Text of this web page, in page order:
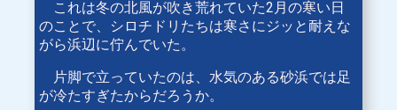
これは冬の北風が吹き荒れていた2月の寒い日
のことで、シロチドリたちは寒さにジッと耐えな
がら浜辺に佇んでいた。
片脚で立っていたのは、水気のある砂浜では足
が冷たすぎたからだろうか。